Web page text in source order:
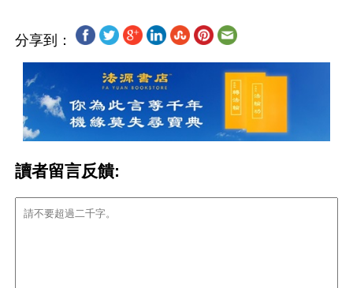
分享到：
讀者留言反饋: